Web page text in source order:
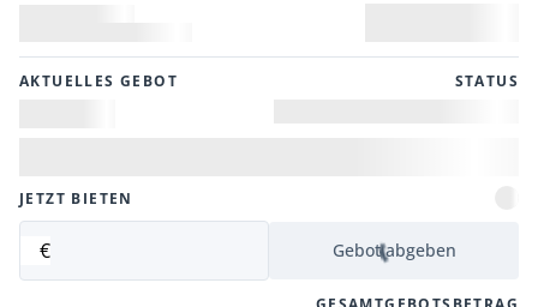
AKTUELLES GEBOT STATUS
JETZT BIETEN
€ Gebot abgeben